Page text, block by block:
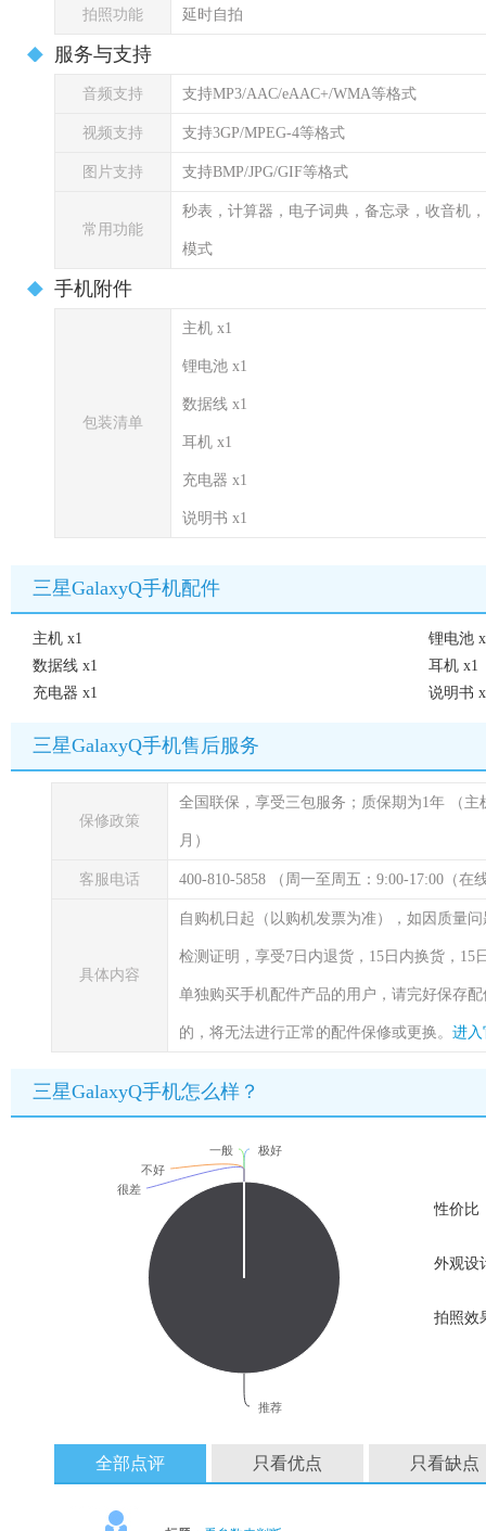
拍照功能 延时自拍
服务与支持
音频支持 支持MP3/AAC/eAAC+/WMA等格式
视频支持 支持3GP/MPEG-4等格式
图片支持 支持BMP/JPG/GIF等格式
常用功能
秒表，计算器，电子词典，备忘录，收音机
模式
手机附件
包装清单
主机 x1
锂电池 x1
数据线 x1
耳机 x1
充电器 x1
说明书 x1
三星GalaxyQ手机配件
主机 x1
锂电池
数据线 x1
耳机 x1
充电器 x1
说明书
三星GalaxyQ手机售后服务
保修政策
全国联保，享受三包服务；质保期为1年 （
月）
客服电话 400-810-5858 （周一至周五：9:00-17:00（在
具体内容
自购机日起（以购机发票为准），如因质量
检测证明，享受7日内退货，15日内换货，
单独购买手机配件产品的用户，请完好保存
的，将无法进行正常的配件保修或更换。 进入
三星GalaxyQ手机怎么样？
极好
推荐
一般
不好
很差
性价比
外观设
拍照效
全部点评 只看优点 只看缺点